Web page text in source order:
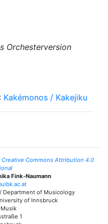
Orchesterversion
: Kakémonos / Kakejiku
Creative Commons Attribution 4.0
Fink-Naumann
Department of Musicology
of Innsbruck
1